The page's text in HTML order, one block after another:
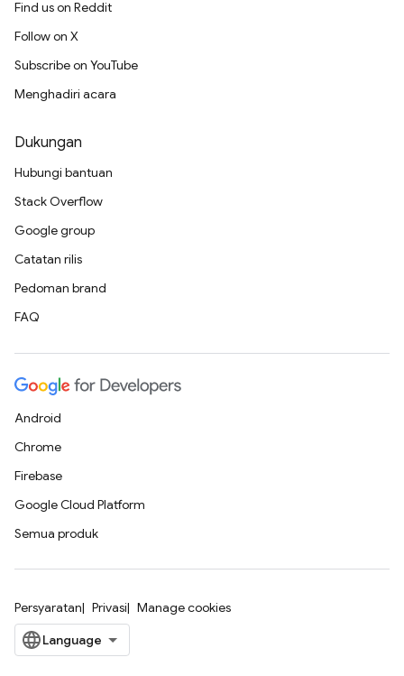
Find us on Reddit
Follow on X
Subscribe on YouTube
Menghadiri acara
Dukungan
Hubungi bantuan
Stack Overflow
Google group
Catatan rilis
Pedoman brand
FAQ
Android
Chrome
Firebase
Google Cloud Platform
Semua produk
Persyaratan Privasi Manage cookies